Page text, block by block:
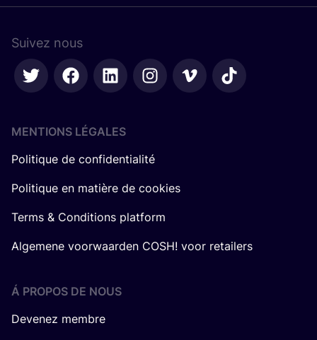
Suivez nous
MENTIONS LÉGALES
Politique de confidentialité
Politique en matière de cookies
Terms & Conditions platform
Algemene voorwaarden COSH! voor retailers
Á PROPOS DE NOUS
Devenez membre